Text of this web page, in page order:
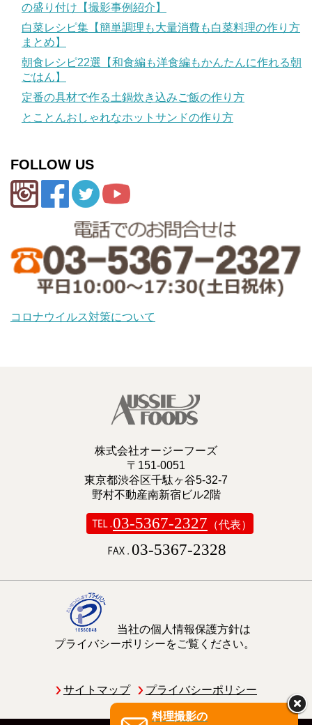
の盛り付け【撮影事例紹介】
白菜レシピ集【簡単調理も大量消費も白菜料理の作り方
まとめ】
朝食レシピ22選【和食編も洋食編もかんたんに作れる朝
ごはん】
定番の具材で作る土鍋炊き込みご飯の作り方
とことんおしゃれなホットサンドの作り方
FOLLOW US
コロナウイルス対策について
株式会社オージーフーズ
〒151-0051
東京都渋谷区千駄ヶ谷5-32-7
野村不動産南新宿ビル2階
03-5367-2327 （代表）
03-5367-2328
当社の個人情報保護方針は
プライバシーポリシーをご覧ください。
サイトマップ プライバシーポリシー
料理撮影の